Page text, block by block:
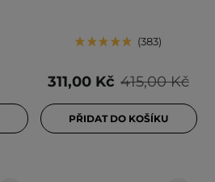
383
415,00 Kč
311,00 Kč
PŘIDAT DO KOŠÍKU